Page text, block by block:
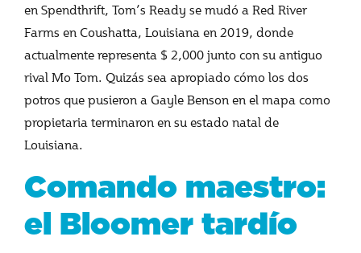
en Spendthrift, Tom’s Ready se mudó a Red River
Farms en Coushatta, Louisiana en 2019, donde
actualmente representa $ 2,000 junto con su antiguo
rival Mo Tom. Quizás sea apropiado cómo los dos
potros que pusieron a Gayle Benson en el mapa como
propietaria terminaron en su estado natal de
Louisiana.
Comando maestro:
el Bloomer tardío